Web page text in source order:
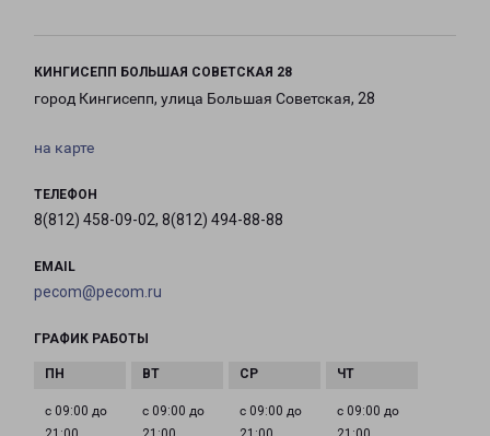
КИНГИСЕПП БОЛЬШАЯ СОВЕТСКАЯ 28
город Кингисепп, улица Большая Советская, 28
на карте
ТЕЛЕФОН
8(812) 458-09-02, 8(812) 494-88-88
EMAIL
pecom@pecom.ru
ГРАФИК РАБОТЫ
с 09:00 до
с 09:00 до
с 09:00 до
с 09:00 до